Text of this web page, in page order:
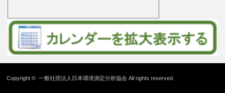
Copyright ©一般社団法人日本環境測定分析協会 All rights reserved.